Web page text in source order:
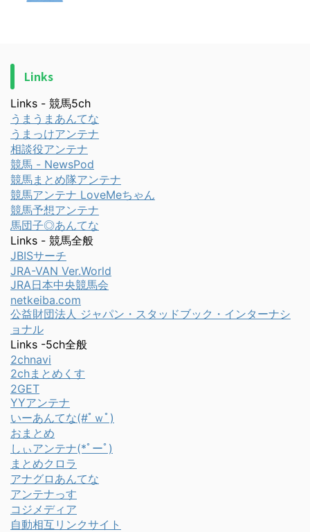
Links
Links - 競馬5ch
うまうまあんてな
うまっけアンテナ
相談役アンテナ
競馬 - NewsPod
競馬まとめ隊アンテナ
競馬アンテナ LoveMeちゃん
競馬予想アンテナ
馬団子◎あんてな
Links - 競馬全般
JBISサーチ
JRA-VAN Ver.World
JRA日本中央競馬会
netkeiba.com
公益財団法人 ジャパン・スタッドブック・インターナシ
ョナル
Links -5ch全般
2chnavi
2chまとめくす
2GET
YYアンテナ
いーあんてな(#ﾟｗﾟ)
おまとめ
しぃアンテナ(*ﾟーﾟ)
まとめクロラ
アナグロあんてな
アンテナっす
コジメディア
自動相互リンクサイト